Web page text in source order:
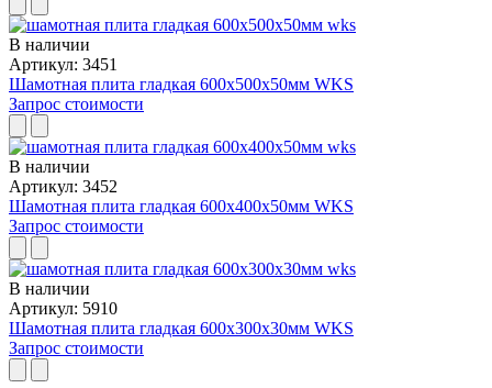
В наличии
Артикул: 3451
Шамотная плита гладкая 600x500x50мм WKS
Запрос стоимости
В наличии
Артикул: 3452
Шамотная плита гладкая 600x400x50мм WKS
Запрос стоимости
В наличии
Артикул: 5910
Шамотная плита гладкая 600x300x30мм WKS
Запрос стоимости